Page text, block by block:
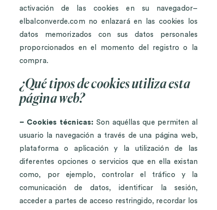
activación de las cookies en su navegador–
elbalconverde.com no enlazará en las cookies los
datos memorizados con sus datos personales
proporcionados en el momento del registro o la
compra.
¿Qué tipos de cookies utiliza esta
página web?
– Cookies técnicas: Son aquéllas que permiten al
usuario la navegación a través de una página web,
plataforma o aplicación y la utilización de las
diferentes opciones o servicios que en ella existan
como, por ejemplo, controlar el tráfico y la
comunicación de datos, identificar la sesión,
acceder a partes de acceso restringido, recordar los